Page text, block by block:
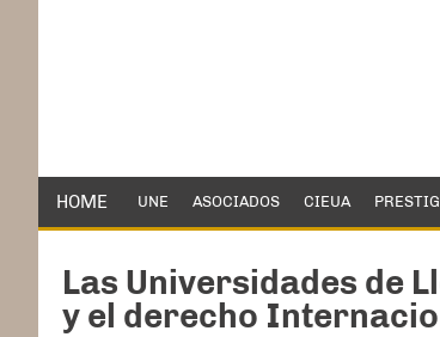
HOME UNE ASOCIADOS CIEUA
Las Universidades de
y el derecho